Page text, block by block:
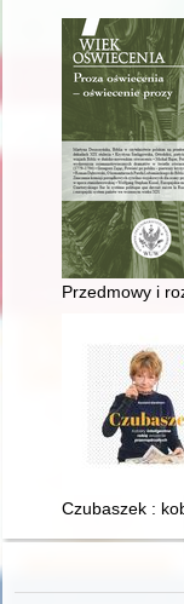
Przedmowy i
Czubaszek :